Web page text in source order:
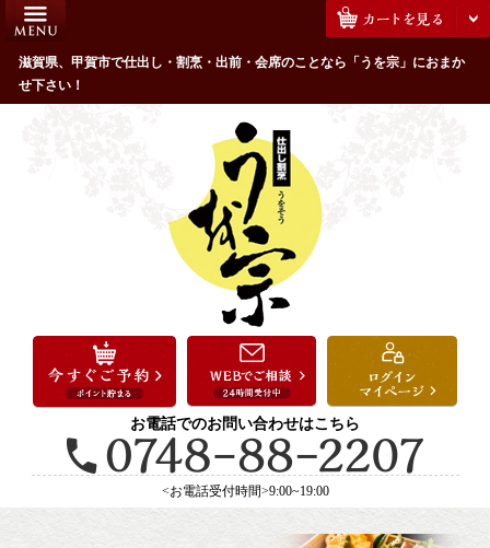
滋賀県、甲賀市で仕出し・割烹・出前・会席のことなら「うを宗」におまか
せ下さい！
お電話でのお問い合わせはこちら
<お電話受付時間>9:00~19:00
HOME
うを宗のこだわり
配達エリア・注文方法
お祝い・ハレの日
法事・法要
接待・おもてなし
会議・セミナー弁当
製薬会社様向け